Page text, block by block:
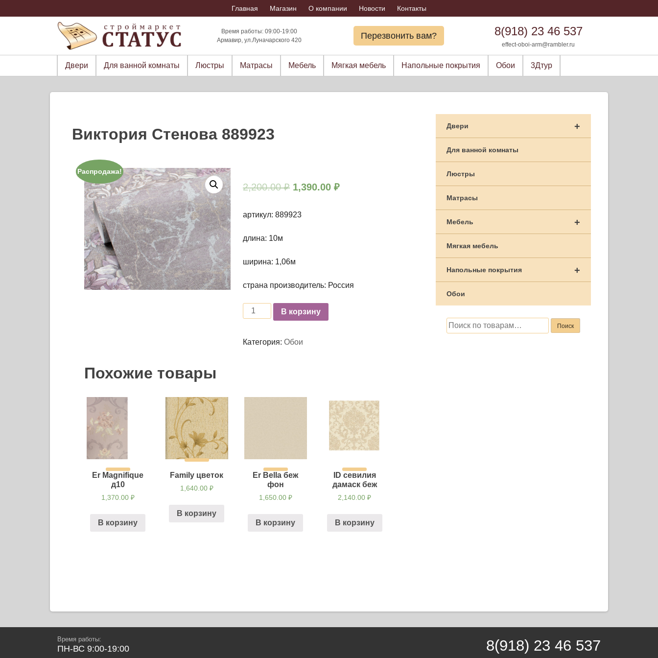
to
Главная Магазин О компании Новости Контакты
Время работы: 09:00-19:00
Армавир, ул.Луначарского 420
Перезвонить вам? 8(918) 23 46 537
effect-oboi-arm@rambler.ru
Двери Для ванной комнаты Люстры Матрасы Мебель Мягкая мебель Напольные покрытия Обои 3Дтур
Виктория Стенова 889923
Распродажа!
2,200.00₽ 1,390.00₽
артикул: 889923
длина: 10м
ширина: 1,06м
страна производитель: Россия
КоличествоВ корзину
Категория:Обои
Похожие товары
Er Magnifique
д10
1,370.00 ₽
В корзину
Family цветок
1,640.00 ₽
В корзину
Er Bella беж
фон
1,650.00 ₽
В корзину
ID севилия
дамаск беж
2,140.00₽
В корзину
по
записям
+
Двери
Для ванной комнаты
Люстры
Матрасы
+
Мебель
Мягкая мебель
+
Напольные покрытия
Обои
Искать: Поиск
Время работы:
ПН-ВС 9:00-19:00 8(918) 23 46 537